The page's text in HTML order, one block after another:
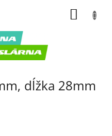
dĺžka 28mm